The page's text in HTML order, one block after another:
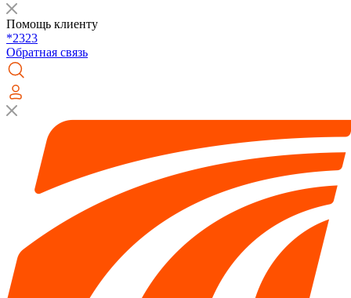
Помощь клиенту
*2323
Обратная связь